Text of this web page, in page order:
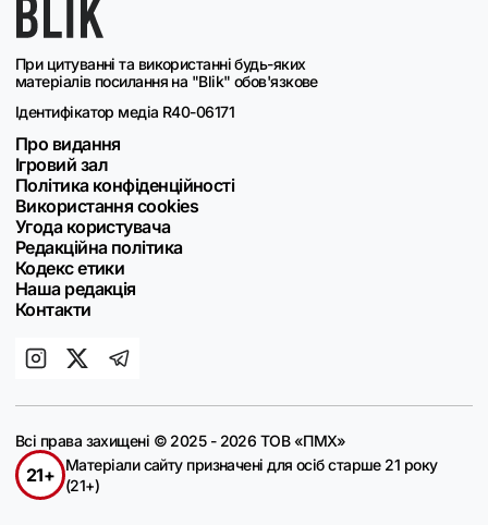
При цитуванні та використанні будь-яких
матеріалів посилання на "Blik" обов'язкове
Ідентифікатор медіа R40-06171
Про видання
Ігровий зал
Політика конфіденційності
Використання cookies
Угода користувача
Редакційна політика
Кодекс етики
Наша редакція
Контакти
Всі права захищені © 2025 - 2026 ТОВ «ПМХ»
21+
Матеріали сайту призначені для осіб старше 21 року
(21+)